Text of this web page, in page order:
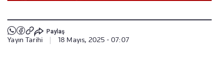
Paylaş
Yayın Tarihi 18 Mayıs, 2025 - 07:07